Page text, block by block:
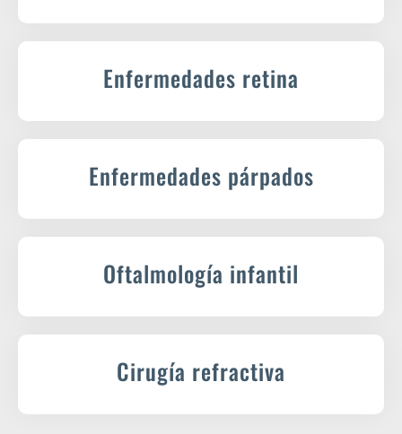
Enfermedades retina
Enfermedades párpados
Oftalmología infantil
Cirugía refractiva